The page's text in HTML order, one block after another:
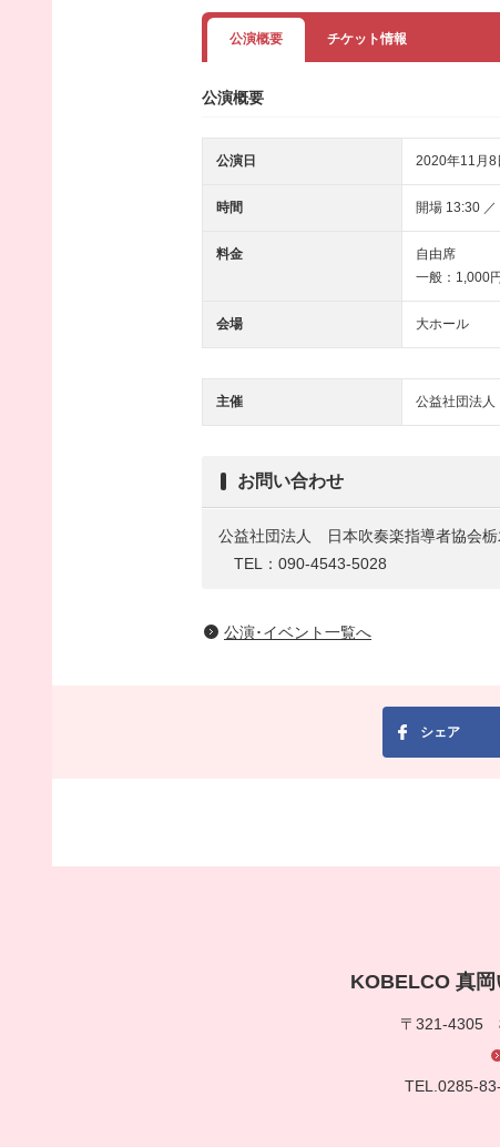
公演概要 チケット情報
公演概要
公演日 2020年11月8
時間 開場 13:30
料金
自由席
一般：1,000
会場 大ホール
主催 公益社団法
お問い合わせ
公益社団法人 日本吹奏楽指導者協会栃
TEL：090-4543-5028
公演･イベント一覧へ
シェア
KOBELCO 真
〒321-4305
TEL.0285-